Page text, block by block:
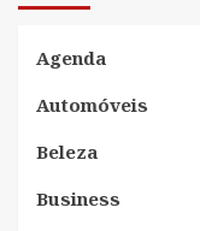
Agenda
Automóveis
Beleza
Business